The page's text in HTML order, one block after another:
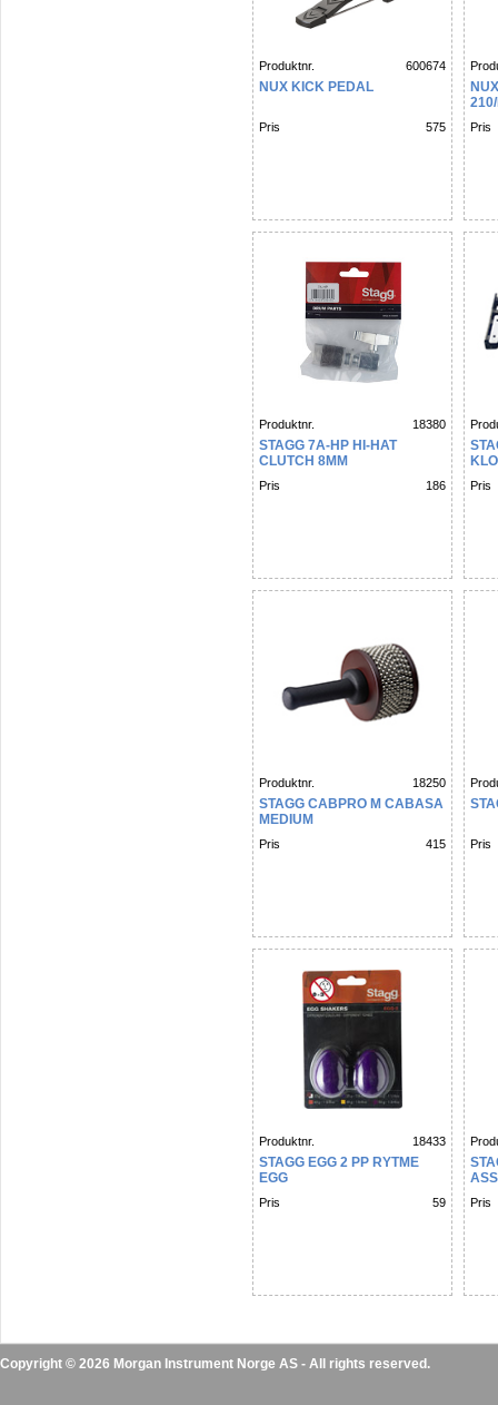
Produktnr. 600674
NUX KICK PEDAL
Pris 575 Pris
Produktnr. 18380
STAGG 7A-HP HI-HAT
CLUTCH 8MM
Pris 186 Pris
Produktnr. 18250
STAGG CABPRO M CABASA
MEDIUM
Pris 415 Pris
Produktnr. 18433
STAGG EGG 2 PP RYTME
EGG
Pris 59 Pris
Copyright © 2026 Morgan Instrument Norge AS - All rights reserved.